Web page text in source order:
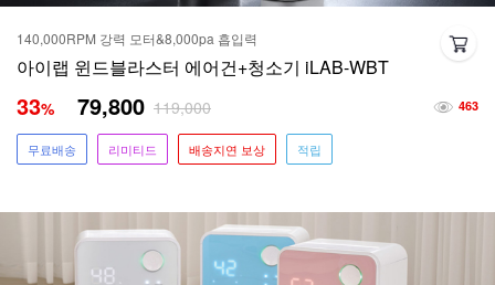
140,000RPM 강력 모터&8,000pa 흡입력
아이랩 윈드블라스터 에어건+청소기 iLAB-WBT
463
33% 79,800 119,000
무료배송 리미티드 배송지연 보상 적립